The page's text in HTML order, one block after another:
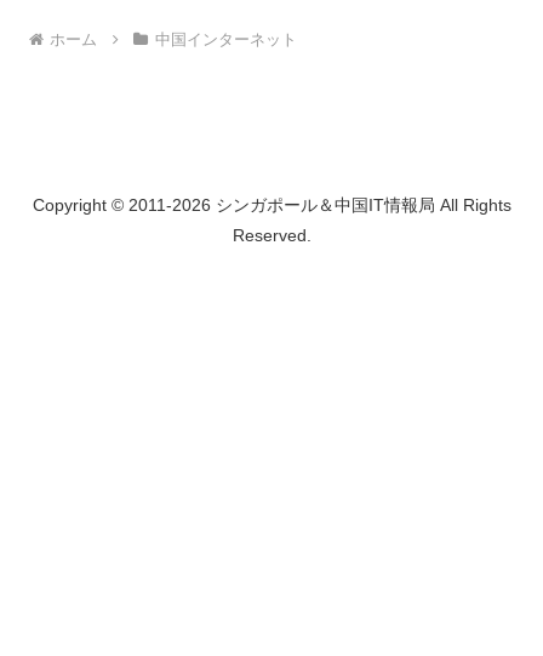
ホーム 中国インターネット
Copyright © 2011-2026 シンガポール＆中国IT情報局 All Rights
Reserved.